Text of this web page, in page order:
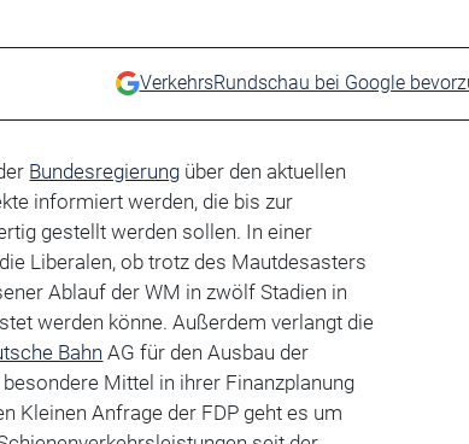
VerkehrsRundschau bei Google
Bundesregierung über den aktuellen
informiert werden, die bis zur
gestellt werden sollen. In einer
Liberalen, ob trotz des Mautdesasters
Ablauf der WM in zwölf Stadien in
werden könne. Außerdem verlangt die
Bahn AG für den Ausbau der
Mittel in ihrer Finanzplanung
Kleinen Anfrage der FDP geht es um